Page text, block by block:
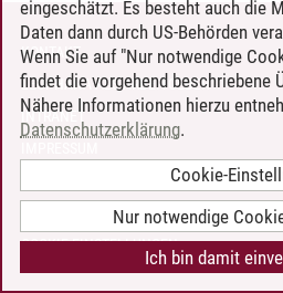
KONTAKT
LEUPHANA ALS ARBEITGEBER
INTRANET
BARRIEREFREIHEIT
COOKIE-EINSTELLUNGEN
eingeschätzt. Es besteht auch die
Daten dann durch US-Behörden
Wenn Sie auf "Nur notwendige
findet die vorgehend beschriebene
Nähere Informationen hierzu
Datenschutzerklärung.
Cookie-
Nur notwendige
Ich bin damit